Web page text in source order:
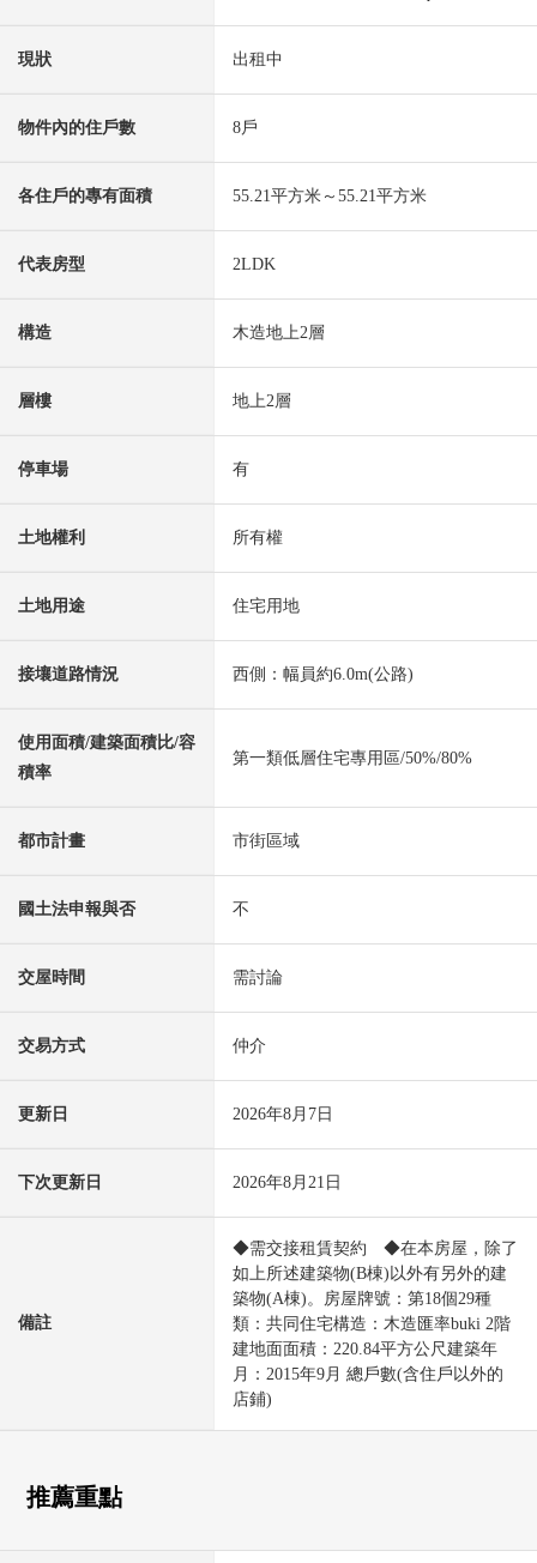
現狀 出租中
物件內的住戶數 8戶
各住戶的專有面積 55.21平方米～55.21平方米
代表房型 2LDK
構造 木造地上2層
層樓 地上2層
停車場 有
土地權利 所有權
土地用途 住宅用地
接壤道路情況 西側：幅員約6.0m(公路)
使用面積/建築面積比/容
積率
第一類低層住宅專用區/50%/80%
都市計畫 市街區域
國土法申報與否 不
交屋時間 需討論
交易方式 仲介
更新日 2026年8月7日
下次更新日 2026年8月21日
備註
◆需交接租賃契約 ◆在本房屋，除了
如上所述建築物(B棟)以外有另外的建
築物(A棟)。房屋牌號：第18個29種
類：共同住宅構造：木造匯率buki 2階
建地面面積：220.84平方公尺建築年
月：2015年9月 總戶數(含住戶以外的
店鋪)
推薦重點